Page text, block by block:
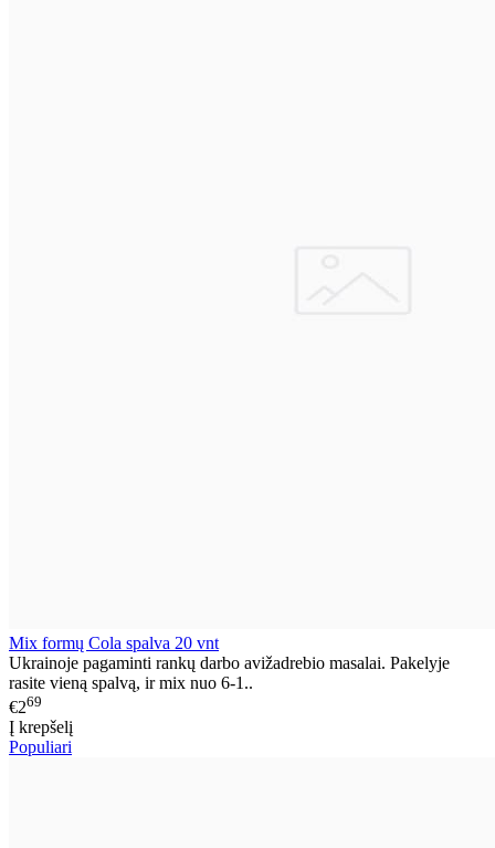
Mix formų Cola spalva 20 vnt
Ukrainoje pagaminti rankų darbo avižadrebio masalai. Pakelyje
rasite vieną spalvą, ir mix nuo 6-1..
€269
Į krepšelį
Populiari